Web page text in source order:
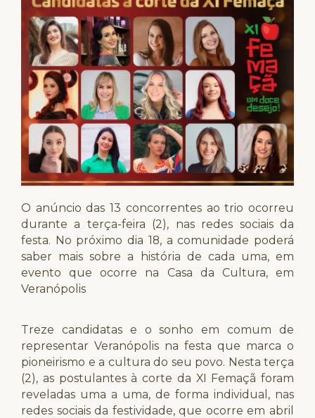
O anúncio das 13 concorrentes ao trio ocorreu
durante a terça-feira (2), nas redes sociais da
festa. No próximo dia 18, a comunidade poderá
saber mais sobre a história de cada uma, em
evento que ocorre na Casa da Cultura, em
Veranópolis
Treze candidatas e o sonho em comum de
representar Veranópolis na festa que marca o
pioneirismo e a cultura do seu povo. Nesta terça
(2), as postulantes à corte da XI Femaçã foram
reveladas uma a uma, de forma individual, nas
redes sociais da festividade, que ocorre em abril